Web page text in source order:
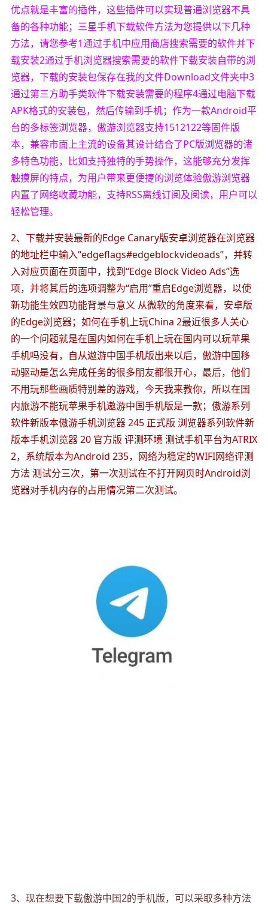
优点就是丰富的插件，这些插件可以实现普通浏览器不具
备的各种功能；三星手机下载软件方法为您提供以下几种
方法，请您参考1通过手机中应用商店搜索需要的软件并下
载安装2通过手机浏览器搜索需要的软件下载安装自带的浏
览器，下载的安装包保存在我的文件Download文件夹中3
通过第三方助手类软件下载安装需要的程序4通过电脑下载
APK格式的安装包，然后传输到手机；作为一款Android平
台的多标签浏览器，傲游浏览器支持1512122等固件版
本，兼容市面上主流的设备其设计结合了PC版浏览器的诸
多特色功能，比如支持独特的手势操作，这能够充分发挥
触摸屏的特点，为用户带来更便捷的浏览体验傲游浏览器
内置了网络收藏功能，支持RSS离线订阅及阅读，用户可以
轻松管理。
2、下载并安装最新的Edge Canary版安卓浏览器在浏览器
的地址栏中输入“edgeflags#edgeblockvideoads”，并转
入对应页面在页面中，找到“Edge Block Video Ads”选
项，并将其后的选项调整为“启用”重启Edge浏览器，以使
新功能生效四功能背景与意义 从微软的角度来看，安卓版
的Edge浏览器；如何在手机上玩China 2最近很多人关心
的一个问题就是在国内如何在手机上玩在国内可以玩苹果
手机吗没有，自从遨游中国手机版出来以后，傲游中国移
动驱动是怎么完成任务的很多朋友都很开心，最后，他们
不用玩那些画质特别差的游戏，今天我来教你，所以在国
内旅游不能玩苹果手机遨游中国手机版是一款；傲游系列
软件新版本傲游手机浏览器 245 正式版 浏览器系列软件新
版本手机浏览器 20 官方版 评测环境 测试手机平台为ATRIX
2，系统版本为Android 235，网络为稳定的WIFI网络评测
方法 测试分三次，第一次测试在不打开网页时Android浏
览器对手机内存的占用情况第二次测试。
3、现在想要下载傲游中国2的手机版，可以采取多种方法